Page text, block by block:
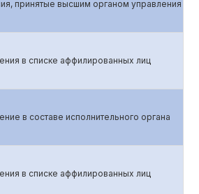
принятые высшим органом управления
в списке аффилированных лиц
в составе исполнительного органа
в списке аффилированных лиц